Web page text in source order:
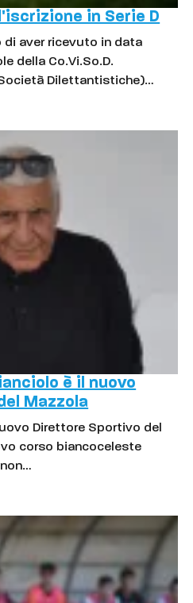
in Serie D
di aver ricevuto in data
della Co.Vi.So.D.
Dilettantistiche)…
è il nuovo
Mazzola
Direttore Sportivo del
corso biancoceleste